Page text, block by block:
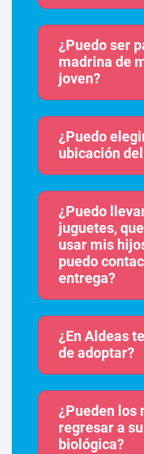
¿Puedo ser
madrina de
joven?
¿Puedo
ubicación
¿Puedo
juguetes,
usar mis
puedo
entrega?
¿En Aldeas
de adoptar?
¿Pueden los
regresar a
biológica?